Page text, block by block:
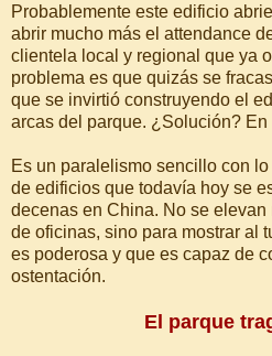
Probablemente este edificio
abrir mucho más el attendance
clientela local y regional que ya
problema es que quizás se
que se invirtió construyendo el
arcas del parque. ¿Solución? En
Es un paralelismo sencillo con
de edificios que todavía hoy se
decenas en China. No se
de oficinas, sino para mostrar al
es poderosa y que es capaz de
ostentación.
El parque